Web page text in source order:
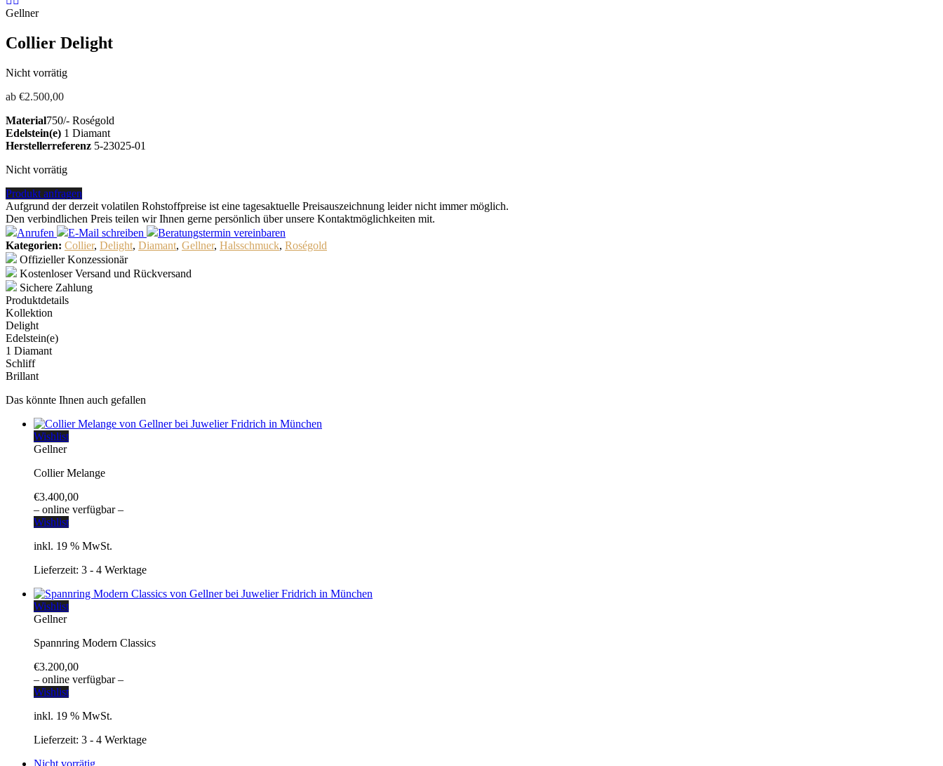
Gellner
Collier Delight
Nicht vorrätig
ab €2.500,00
Material750/- Roségold
Edelstein(e) 1 Diamant
Herstellerreferenz 5-23025-01
Nicht vorrätig
Produkt anfragen
Aufgrund der derzeit volatilen Rohstoffpreise ist eine tagesaktuelle Preisauszeichnung leider nicht immer möglich.
Den verbindlichen Preis teilen wir Ihnen gerne persönlich über unsere Kontaktmöglichkeiten mit.
Anrufen
E-Mail schreiben Beratungstermin vereinbaren
Kategorien: Collier, Delight, Diamant, Gellner, Halsschmuck, Roségold
Offizieller Konzessionär
Kostenloser Versand und Rückversand
Sichere Zahlung
Produktdetails
Kollektion
Delight
Edelstein(e)
1 Diamant
Schliff
Brillant
Das könnte Ihnen auch gefallen
Wishlist
Gellner
Collier Melange
€3.400,00
– online verfügbar –
Wishlist
inkl. 19 % MwSt.
Lieferzeit: 3 - 4 Werktage
Wishlist
Gellner
Spannring Modern Classics
€3.200,00
– online verfügbar –
Wishlist
inkl. 19 % MwSt.
Lieferzeit: 3 - 4 Werktage
Nicht vorrätig